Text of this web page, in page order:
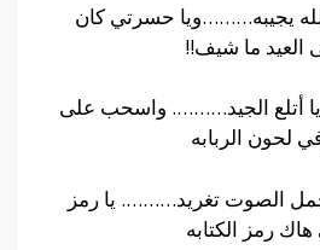
يجيبه………ويا حسرتي كان
العيد ما شيف!!
أتلع الجيد………. واسحب على
لحون الربابه
الصوت تغريد………. يا رمز
رمز الكتابه